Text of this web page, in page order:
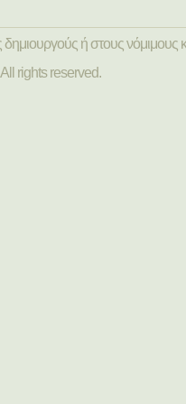
ή στους νόμιμους
rights reserved.